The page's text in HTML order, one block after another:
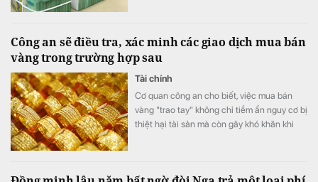
Công an sẽ điều tra, xác minh các giao dịch mua bán
vàng trong trường hợp sau
Tài chính
Cơ quan công an cho biết, việc mua bán
vàng "trao tay" không chỉ tiềm ẩn nguy cơ bị
thiệt hại tài sản mà còn gây khó khăn khi